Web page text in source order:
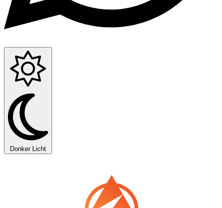
Donker Licht